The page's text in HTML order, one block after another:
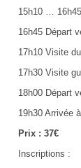
15h10 …
16h45 Départ
17h10 Visite
17h30 Visite
18h00 Départ
19h30 Arrivée
Prix : 37€
Inscriptions :